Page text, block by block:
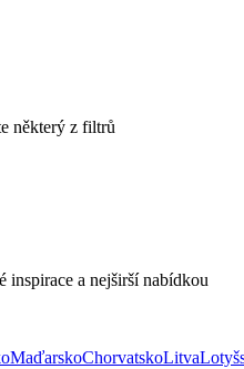
některý z filtrů
inspirace a nejširší nabídkou
MaďarskoChorvatskoLitva